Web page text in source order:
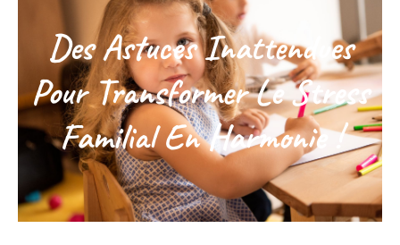
Des Astuces Inattendues
Pour Transformer Le Stress
Familial En Harmonie !